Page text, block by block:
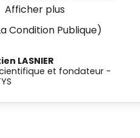
Cet atelier
cognitifs à
biais et de nos faux
pièges invisibles qui
décisions chaque jour.
de décryptage suivies
et votre efficacité
Afficher plus
Condition Publique)
LASNIER
et fondateur -